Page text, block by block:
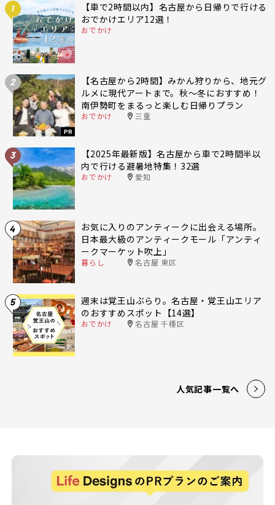
1
【車で2時間以内】名古屋から日帰りで行ける
おでかけエリア12選！
おでかけ
2
PR
【名古屋から2時間】みかん狩りから、地元グ
ルメに現代アートまで。秋〜冬におすすめ！
南伊勢町をまるっと楽しむ日帰りプラン
おでかけ 三重
3
【2025年最新版】名古屋から車で2時間半以
内で行ける避暑地特集！32選
おでかけ 愛知
4
お気に入りのアンティークに出会える場所。
日本最大級のアンティークモール「アンティ
ークマーケット吹上」
暮らし 名古屋 東区
5
週末は覚王山ぶらり。名古屋・覚王山エリア
のおすすめスポット【14選】
おでかけ 名古屋 千種区
人気記事一覧へ